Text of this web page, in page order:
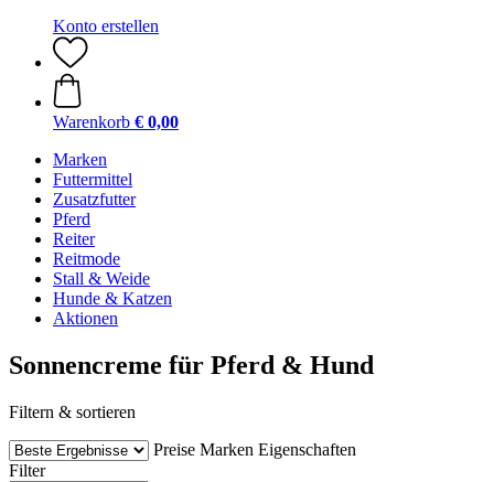
Konto erstellen
Warenkorb € 0,00
Marken
Futtermittel
Zusatzfutter
Pferd
Reiter
Reitmode
Stall & Weide
Hunde & Katzen
Aktionen
Sonnencreme für Pferd & Hund
Filtern & sortieren
Preise Marken Eigenschaften
Filter